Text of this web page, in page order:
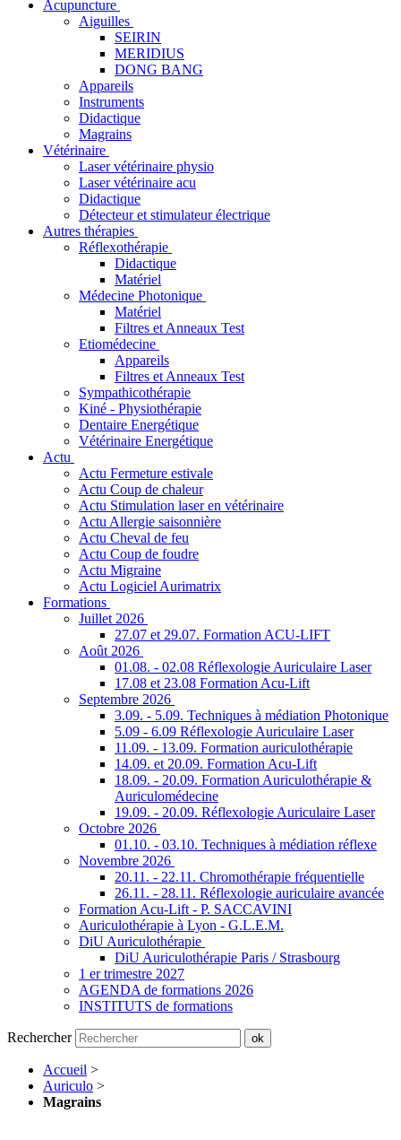
Acupuncture
Aiguilles
SEIRIN
MERIDIUS
DONG BANG
Appareils
Instruments
Didactique
Magrains
Vétérinaire
Laser vétérinaire physio
Laser vétérinaire acu
Didactique
Détecteur et stimulateur électrique
Autres thérapies
Réflexothérapie
Didactique
Matériel
Médecine Photonique
Matériel
Filtres et Anneaux Test
Etiomédecine
Appareils
Filtres et Anneaux Test
Sympathicothérapie
Kiné - Physiothérapie
Dentaire Energétique
Vétérinaire Energétique
Actu
Actu Fermeture estivale
Actu Coup de chaleur
Actu Stimulation laser en vétérinaire
Actu Allergie saisonnière
Actu Cheval de feu
Actu Coup de foudre
Actu Migraine
Actu Logiciel Aurimatrix
Formations
Juillet 2026
27.07 et 29.07. Formation ACU-LIFT
Août 2026
01.08. - 02.08 Réflexologie Auriculaire Laser
17.08 et 23.08 Formation Acu-Lift
Septembre 2026
3.09. - 5.09. Techniques à médiation Photonique
5.09 - 6.09 Réflexologie Auriculaire Laser
11.09. - 13.09. Formation auriculothérapie
14.09. et 20.09. Formation Acu-Lift
18.09. - 20.09. Formation Auriculothérapie &
Auriculomédecine
19.09. - 20.09. Réflexologie Auriculaire Laser
Octobre 2026
01.10. - 03.10. Techniques à médiation réflexe
Novembre 2026
20.11. - 22.11. Chromothérapie fréquentielle
26.11. - 28.11. Réflexologie auriculaire avancée
Formation Acu-Lift - P. SACCAVINI
Auriculothérapie à Lyon - G.L.E.M.
DiU Auriculothérapie
DiU Auriculothérapie Paris / Strasbourg
1 er trimestre 2027
AGENDA de formations 2026
INSTITUTS de formations
Rechercher ok
Accueil >
Auriculo >
Magrains